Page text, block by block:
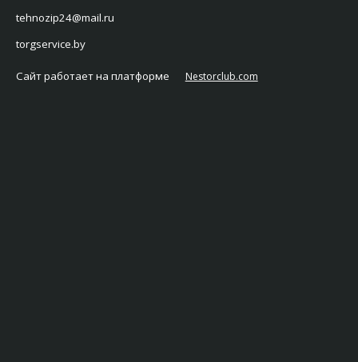
tehnozip24@mail.ru
torgservice.by
Сайт работает на платформе Nestorclub.com